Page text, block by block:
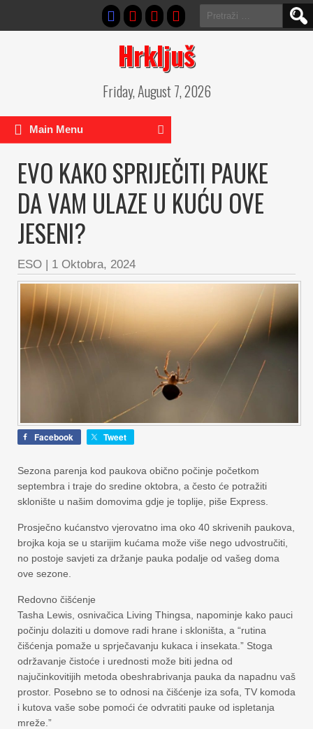
Pretraga:
Hrkljuš
Friday, August 7, 2026
Main Menu
EVO KAKO SPRIJEČITI PAUKE
DA VAM ULAZE U KUĆU OVE
JESENI?
ESO | 1 Oktobra, 2024
Facebook Tweet
Sezona parenja kod paukova obično počinje početkom
septembra i traje do sredine oktobra, a često će potražiti
sklonište u našim domovima gdje je toplije, piše Express.
Prosječno kućanstvo vjerovatno ima oko 40 skrivenih paukova,
brojka koja se u starijim kućama može više nego udvostručiti,
no postoje savjeti za držanje pauka podalje od vašeg doma
ove sezone.
Redovno čišćenje
Tasha Lewis, osnivačica Living Thingsa, napominje kako pauci
počinju dolaziti u domove radi hrane i skloništa, a “rutina
čišćenja pomaže u sprječavanju kukaca i insekata.” Stoga
održavanje čistoće i urednosti može biti jedna od
najučinkovitijih metoda obeshrabrivanja pauka da napadnu vaš
prostor. Posebno se to odnosi na čišćenje iza sofa, TV komoda
i kutova vaše sobe pomoći će odvratiti pauke od ispletanja
mreže.”